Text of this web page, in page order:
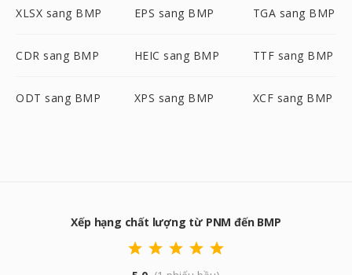
XLSX sang BMP EPS sang BMP TGA sang BMP
CDR sang BMP HEIC sang BMP TTF sang BMP
ODT sang BMP XPS sang BMP XCF sang BMP
Xếp hạng chất lượng từ PNM đến BMP